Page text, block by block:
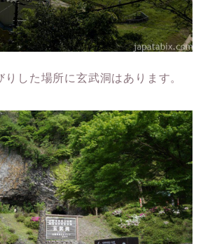
りした場所に玄武洞はあります。